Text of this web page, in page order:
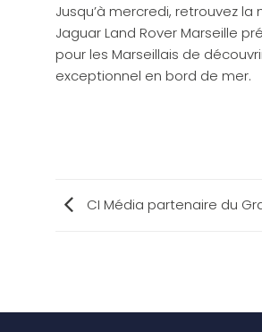
Jusqu’à mercredi, retrouvez la
Jaguar Land Rover Marseille
pour les Marseillais de
exceptionnel en bord de mer.
CI Média partenaire du